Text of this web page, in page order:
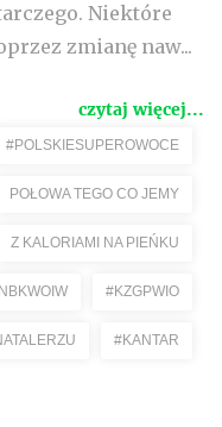
Niektóre
zmianę naw...
czytaj więcej...
#POLSKIESUPEROWOCE
POŁOWA TEGO CO JEMY
Z KALORIAMI NA PIEŃKU
#KZGPWIO
#KANTAR